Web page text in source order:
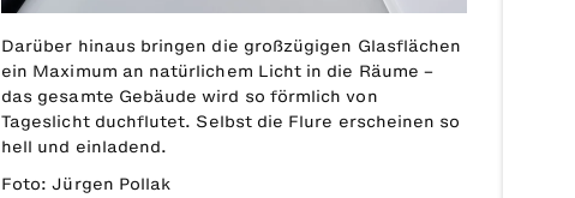
Darüber hinaus bringen die großzügigen Glasflächen
ein Maximum an natürlichem Licht in die Räume –
das gesamte Gebäude wird so förmlich von
Tageslicht duchflutet. Selbst die Flure erscheinen so
hell und einladend.
Foto: Jürgen Pollak